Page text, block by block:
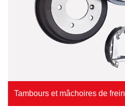
Tambours et mâchoires de frein